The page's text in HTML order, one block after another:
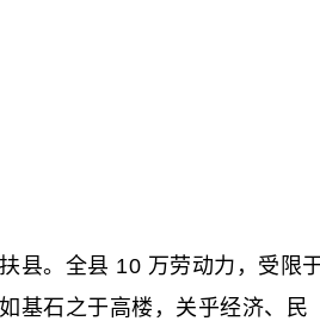
县。全县 10 万劳动力，受限
基石之于高楼，关乎经济、民